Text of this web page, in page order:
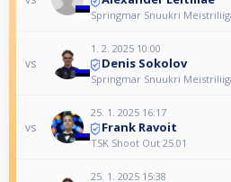
Springmar Snuukri
vs
1. 2. 2025 10:00
Denis Sokolov
Springmar Snuukri
vs
25. 1. 2025 16:17
Frank Ravoit
TSK Shoot Out 25.01
25. 1. 2025 15:38